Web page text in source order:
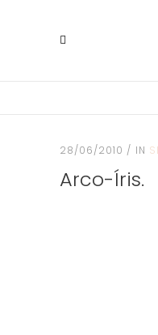
28/06/2010 IN
Arco-Íris.